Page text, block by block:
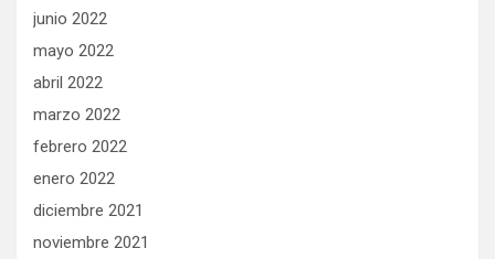
junio 2022
mayo 2022
abril 2022
marzo 2022
febrero 2022
enero 2022
diciembre 2021
noviembre 2021